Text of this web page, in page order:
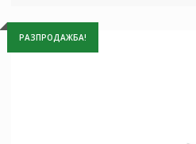
РАЗПРОДАЖБА!